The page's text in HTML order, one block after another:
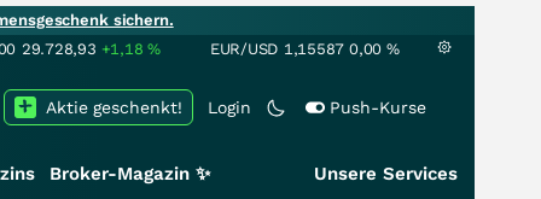
sichern.
29.728,93 +1,18% EUR/USD 1,15587 0,00 %
Login Push-Kurse
Aktie geschenkt!
Broker-Magazin ✨ Unsere Services